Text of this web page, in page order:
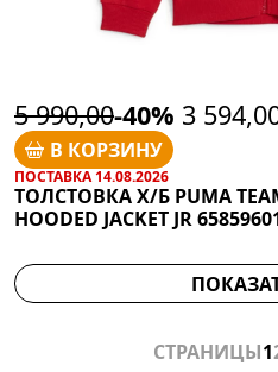
5 990,00-40% 3
В КОРЗИНУ
ПОСТАВКА 14.08.2026
ТОЛСТОВКА Х/Б PUMA
HOODED JACKET JR
СТРАНИЦЫ1